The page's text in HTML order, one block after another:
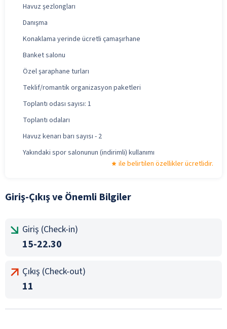
Havuz şezlongları
Danışma
Konaklama yerinde ücretli çamaşırhane
Banket salonu
Özel şaraphane turları
Teklif/romantik organizasyon paketleri
Toplantı odası sayısı: 1
Toplantı odaları
Havuz kenarı barı sayısı - 2
Yakındaki spor salonunun (indirimli) kullanımı
ile belirtilen özellikler ücretlidir.
Giriş-Çıkış ve Önemli Bilgiler
Giriş (Check-in)
15-22.30
Çıkış (Check-out)
11